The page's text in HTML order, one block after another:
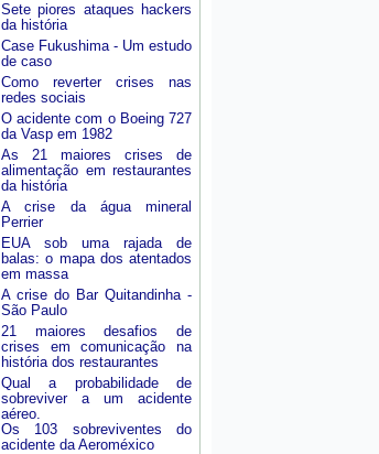
Sete piores ataques hackers
da história
Case Fukushima - Um estudo
de caso
Como reverter crises nas
redes sociais
O acidente com o Boeing 727
da Vasp em 1982
As 21 maiores crises de
alimentação em restaurantes
da história
A crise da água mineral
Perrier
EUA sob uma rajada de
balas: o mapa dos atentados
em massa
A crise do Bar Quitandinha -
São Paulo
21 maiores desafios de
crises em comunicação na
história dos restaurantes
Qual a probabilidade de
sobreviver a um acidente
aéreo.
Os 103 sobreviventes do
acidente da Aeroméxico